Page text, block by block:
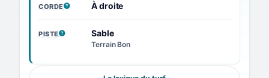
CORDE
, VOIR LA DÉFINITION
À droite
PISTE
, VOIR LA DÉFINITION
Sable
Terrain Bon